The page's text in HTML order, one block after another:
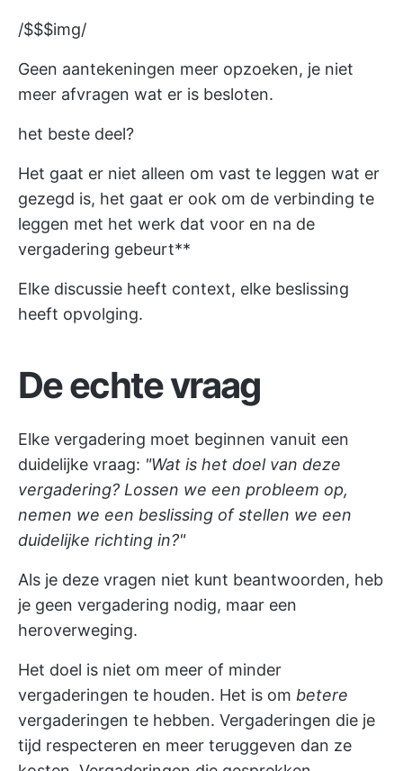
/$$$img/
Geen aantekeningen meer opzoeken, je niet
meer afvragen wat er is besloten.
het beste deel?
Het gaat er niet alleen om vast te leggen wat er
gezegd is, het gaat er ook om de verbinding te
leggen met het werk dat voor en na de
vergadering gebeurt**
Elke discussie heeft context, elke beslissing
heeft opvolging.
De echte vraag
Elke vergadering moet beginnen vanuit een
duidelijke vraag: "Wat is het doel van deze
vergadering? Lossen we een probleem op,
nemen we een beslissing of stellen we een
duidelijke richting in?"
Als je deze vragen niet kunt beantwoorden, heb
je geen vergadering nodig, maar een
heroverweging.
Het doel is niet om meer of minder
vergaderingen te houden. Het is om betere
vergaderingen te hebben. Vergaderingen die je
tijd respecteren en meer teruggeven dan ze